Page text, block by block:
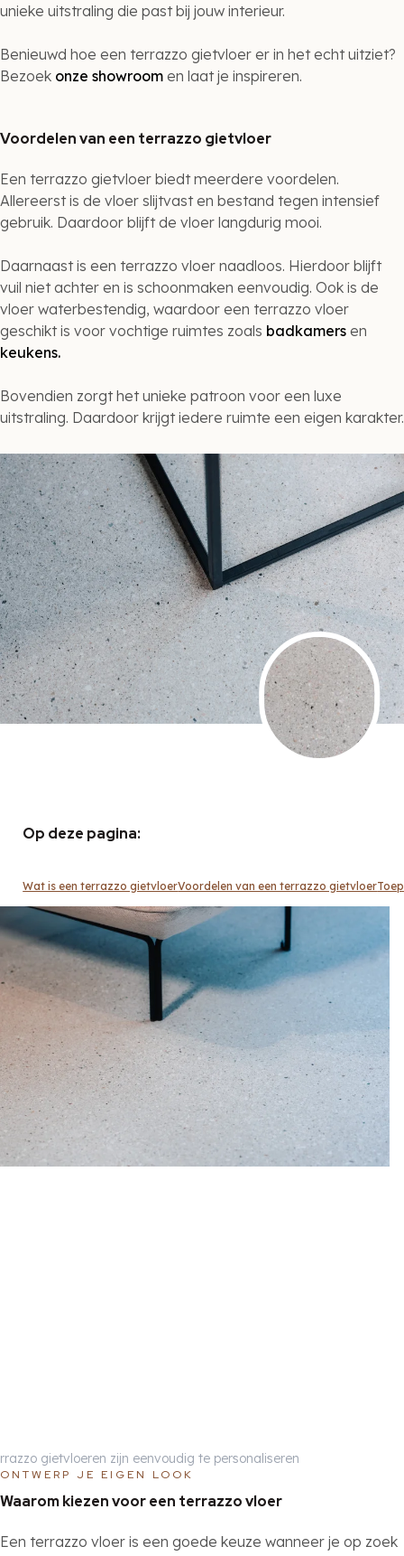
unieke uitstraling die past bij jouw interieur.
Benieuwd hoe een terrazzo gietvloer er in het echt uitziet?
Bezoek onze showroom en laat je inspireren.
Voordelen van een terrazzo gietvloer
Een terrazzo gietvloer biedt meerdere voordelen.
Allereerst is de vloer slijtvast en bestand tegen intensief
gebruik. Daardoor blijft de vloer langdurig mooi.
Daarnaast is een terrazzo vloer naadloos. Hierdoor blijft
vuil niet achter en is schoonmaken eenvoudig. Ook is de
vloer waterbestendig, waardoor een terrazzo vloer
geschikt is voor vochtige ruimtes zoals badkamers en
keukens.
Bovendien zorgt het unieke patroon voor een luxe
uitstraling. Daardoor krijgt iedere ruimte een eigen karakter.
Op deze pagina:
Wat is een terrazzo gietvloerVoordelen van een terrazzo gietvloer
gietvloeren zijn eenvoudig te personaliseren
ONTWERP JE EIGEN LOOK
Waarom kiezen voor een terrazzo vloer
Een terrazzo vloer is een goede keuze wanneer je op zoek